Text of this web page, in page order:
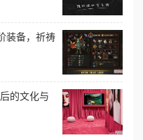
装备，祈祷
的文化与